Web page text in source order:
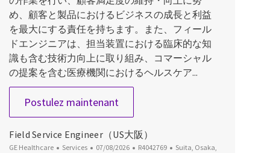
め、顧客と製品におけるビジネスの成長と利益
を最大にする責任を持ちます。また、フィール
ドエンジニアは、担当装置における臨床的な知
識も含む技術力向上に取り組み、コマーシャル
の提案を含む医療機関におけるヘルスケア...
Postulez maintenant
Field Service Engineer（US大阪）
GE Healthcare Catégorie
Services Date d’affichage
07/08/2026 ID du poste
R4042769 Emplacement
Suita, Osaka,